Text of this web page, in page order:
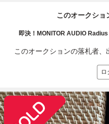
このオークショ
即決！MONITOR AUDIO
このオークションの落札者、
ロ